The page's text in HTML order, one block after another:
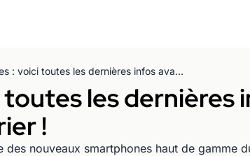
Xiaomi 13 Séries : voici toutes les dernières infos avant leur sortie officielle fin février !
toutes les dernières
!
nouveaux smartphones haut de gamme